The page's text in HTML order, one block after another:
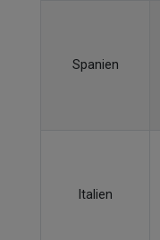
Spanien
Italien